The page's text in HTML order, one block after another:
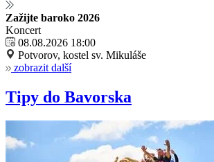
Zažijte baroko 2026
Koncert
08.08.2026 18:00
Potvorov, kostel sv. Mikuláše
zobrazit další
Tipy do Bavorska